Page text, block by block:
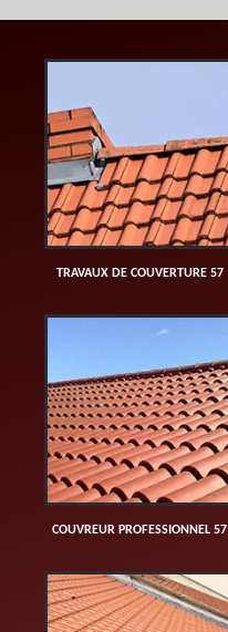
TRAVAUX DE COUVERTURE 57
COUVREUR PROFESSIONNEL 57